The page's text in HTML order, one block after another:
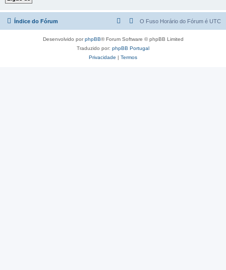
Índice do Fórum O Fuso Horário do Fórum é UTC
Desenvolvido porphpBB® Forum Software © phpBB Limited
Traduzido por: phpBB Portugal
Privacidade | Termos